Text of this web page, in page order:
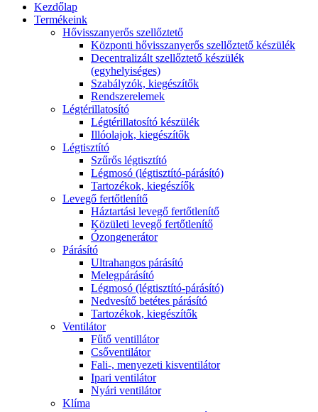
Kezdőlap
Termékeink
Hővisszanyerős szellőztető
Központi hővisszanyerős szellőztető készülék
Decentralizált szellőztető készülék
(egyhelyiséges)
Szabályzók, kiegészítők
Rendszerelemek
Légtérillatosító
Légtérillatosító készülék
Illóolajok, kiegészítők
Légtisztító
Szűrős légtisztító
Légmosó (légtisztító-párásító)
Tartozékok, kiegészíők
Levegő fertőtlenítő
Háztartási levegő fertőtlenítő
Közületi levegő fertőtlenítő
Ózongenerátor
Párásító
Ultrahangos párásító
Melegpárásító
Légmosó (légtisztító-párásító)
Nedvesítő betétes párásító
Tartozékok, kiegészítők
Ventilátor
Fűtő ventillátor
Csőventilátor
Fali-, menyezeti kisventilátor
Ipari ventilátor
Nyári ventilátor
Klíma